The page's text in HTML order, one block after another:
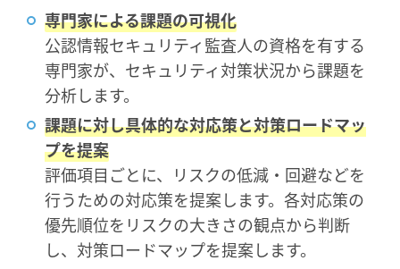
専門家による課題の可視化
公認情報セキュリティ監査人の資格を有する
専門家が、セキュリティ対策状況から課題を
分析します。
課題に対し具体的な対応策と対策ロードマッ
プを提案
評価項目ごとに、リスクの低減・回避などを
行うための対応策を提案します。各対応策の
優先順位をリスクの大きさの観点から判断
し、対策ロードマップを提案します。